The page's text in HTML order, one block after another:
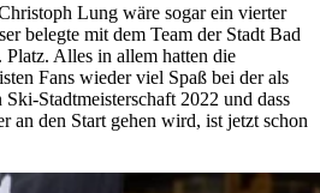
Lung wäre sogar ein vierter
belegte mit dem Team der Stadt Bad
Alles in allem hatten die
Fans wieder viel Spaß bei der als
Stadtmeisterschaft 2022 und dass
an den Start gehen wird, ist jetzt schon